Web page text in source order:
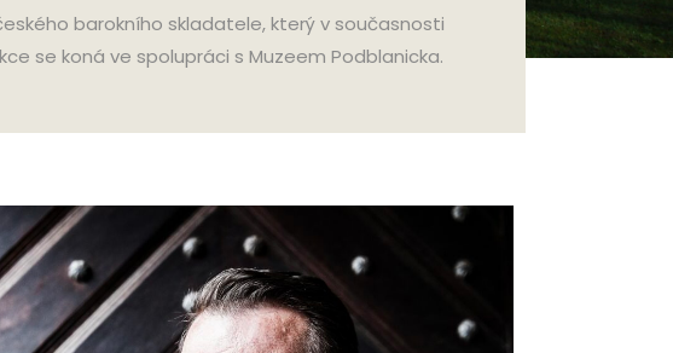
barokního skladatele, který v současnosti
se koná ve spolupráci s Muzeem Podblanicka.